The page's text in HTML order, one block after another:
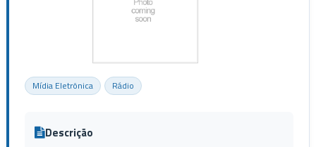
Mídia Eletrônica Rádio
Descrição